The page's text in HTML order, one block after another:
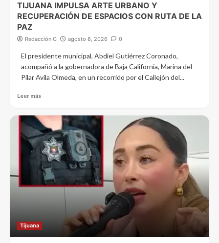
TIJUANA IMPULSA ARTE URBANO Y
RECUPERACIÓN DE ESPACIOS CON RUTA DE LA
PAZ
Redacción C agosto 8, 2026 0
El presidente municipal, Abdiel Gutiérrez Coronado,
acompañó a la gobernadora de Baja California, Marina del
Pilar Avila Olmeda, en un recorrido por el Callejón del...
Leer más
Tijuana